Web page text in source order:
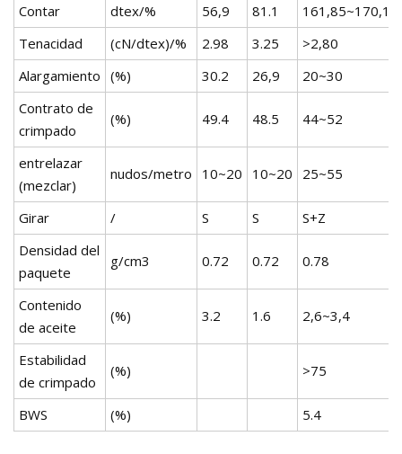
Contar dtex/% 56,9 81.1
161,85~170,15
Tenacidad
(cN/dtex)/% 2.98 3.25
>2,80
Alargamiento (%) 30.2 26,9
20~30
Contrato de
crimpado
(%) 49.4 48.5 44~52
entrelazar
(mezclar)
nudos/metro 10~20 10~20 25~55
Girar / S S
S+Z
Densidad del
paquete
g/cm3 0.72 0.72 0.78
Contenido
de aceite
(%) 3.2 1.6 2,6~3,4
Estabilidad
de crimpado
(%) >75
BWS (%) 5.4